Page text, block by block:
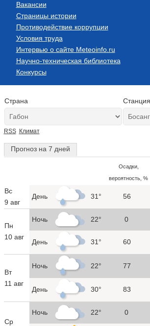
Вакансии
Страницы истории
Противодействие коррупции
Условия труда
Интервью о сайте Meteoinfo.ru
Научно-техническая библиотека
Конкурсы
Страна
RSS Климат
Прогноз на 7 дней
Осадки,
вероятность, %
Вс
9 авг
День 31° 56
Пн
10 авг
Ночь 22° 0
День 31° 60
Вт
11 авг
Ночь 22° 77
День 30° 83
Ср
Ночь 22° 0